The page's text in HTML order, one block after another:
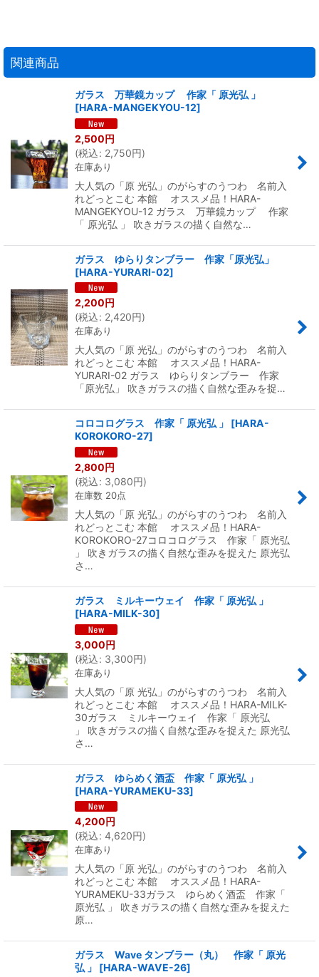
関連商品
ガラス 万華鏡カップ 作家「 原光弘 」
[HARA-MANGEKYOU-12]
2,500円
(税込: 2,750円)
在庫あり
大人気の「原 光弘」のがらすのうつわ 名前入
れどっとこむ 本館 オススメ品！HARA-
MANGEKYOU-12 ガラス 万華鏡カップ 作家
「 原光弘 」 吹きガラスの描く自然な…
ガラス ゆらりタンブラー 作家「原光弘」
[HARA-YURARI-02]
2,200 円
(税込: 2,420円)
在庫あり
大人気の「原 光弘」のがらすのうつわ 名前入
れどっとこむ 本館 オススメ品！HARA-
YURARI-02 ガラス ゆらりタンブラー 作家
「原光弘」 吹きガラスの描く自然な歪みを捉…
コロコログラス 作家「 原光弘 」 [HARA-
KOROKORO-27]
2,800円
(税込: 3,080円)
在庫数 20点
大人気の「原 光弘」のがらすのうつわ 名前入
れどっとこむ 本館 オススメ品！HARA-
KOROKORO-27コロコログラス 作家「 原光弘
」 吹きガラスの描く自然な歪みを捉えた 原光弘
さ…
ガラス ミルキーウェイ 作家「 原光弘 」
[HARA-MILK-30]
3,000円
(税込: 3,300円)
在庫あり
大人気の「原 光弘」のがらすのうつわ 名前入
れどっとこむ 本館 オススメ品！HARA-MILK-
30ガラス ミルキーウェイ 作家「 原光弘
」 吹きガラスの描く自然な歪みを捉えた 原光弘
さ…
ガラス ゆらめく酒盃 作家「 原光弘 」
[HARA-YURAMEKU-33]
4,200 円
(税込: 4,620円)
在庫あり
大人気の「原 光弘」のがらすのうつわ 名前入
れどっとこむ 本館 オススメ品！HARA-
YURAMEKU-33ガラス ゆらめく酒盃 作家「
原光弘 」 吹きガラスの描く自然な歪みを捉えた
原…
ガラス Wave タンブラー（丸） 作家「 原光
弘 」
[HARA-WAVE-26]